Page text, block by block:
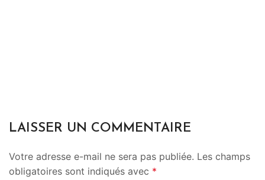
LAISSER UN COMMENTAIRE
Votre adresse e-mail ne sera pas publiée. Les champs
obligatoires sont indiqués avec *